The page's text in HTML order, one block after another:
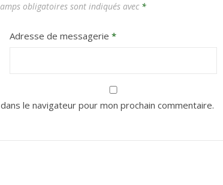
obligatoires sont indiqués avec *
Adresse de messagerie*
le navigateur pour mon prochain commentaire.